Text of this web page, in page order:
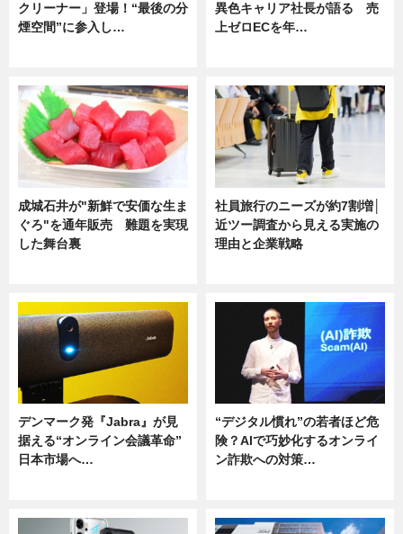
クリーナー」登場！“最後の分
煙空間”に参入し…
異色キャリア社長が語る 売
上ゼロECを年…
成城石井が"新鮮で安価な生ま
ぐろ"を通年販売 難題を実現
した舞台裏
社員旅行のニーズが約7割増│
近ツー調査から見える実施の
理由と企業戦略
デンマーク発『Jabra』が見
据える“オンライン会議革命”
日本市場へ…
“デジタル慣れ”の若者ほど危
険？AIで巧妙化するオンライ
ン詐欺への対策…